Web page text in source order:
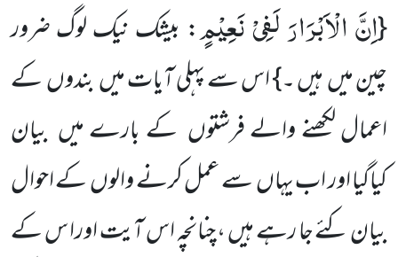
{اِنَّ الْاَبْرَارَ لَفِیْ نَعِیْمٍ: بیشک نیک لوگ ضرور
چین میں ہیں ۔} اس سے پہلی آیات میں بندوں کے
اعمال لکھنے والے فرشتوں کے بارے میں بیان
کیاگیا اور اب یہاں سے عمل کرنے والوں کے احوال
بیان کئے جا رہے ہیں ، چنانچہ اس آیت اورا س کے